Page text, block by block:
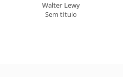
Walter Lewy
Sem título